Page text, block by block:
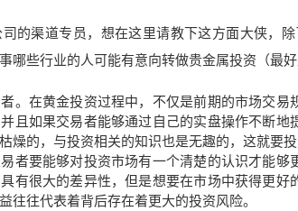
的渠道专员，想在这里请教下这方面大侠，
哪些行业的人可能有意向转做贵金属投资（最好
。在黄金投资过程中，不仅是前期的市场交
且如果交易者能够通过自己的实盘操作不断
燥的，与投资相关的知识也是无趣的，这就要
者要能够对投资市场有一个清楚的认识才能
有很大的差异性，但是想要在市场中获得更
往往代表着背后存在着更大的投资风险。